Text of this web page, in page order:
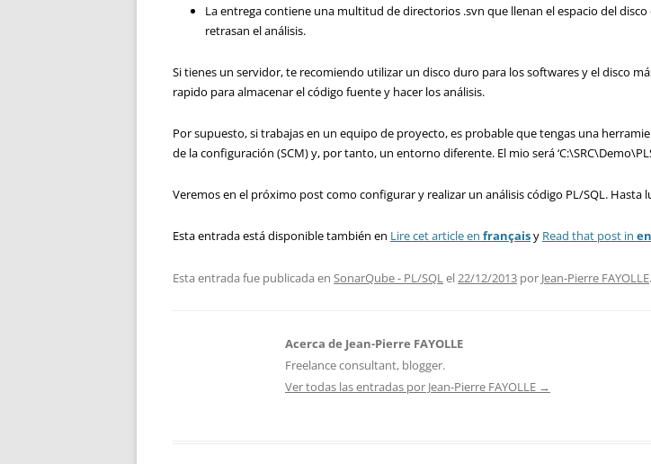
La entrega contiene una multitud de directorios .svn que llenan el espacio del
retrasan el análisis.
Si tienes un servidor, te recomiendo utilizar un disco duro para los softwares y el disco
rapido para almacenar el código fuente y hacer los análisis.
Por supuesto, si trabajas en un equipo de proyecto, es probable que tengas una
de la configuración (SCM) y, por tanto, un entorno diferente. El mio será
Veremos en el próximo post como configurar y realizar un análisis código PL/SQL. Hasta
Esta entrada está disponible también en Lire cet article en françaisy Read that post in
Esta entrada fue publicada en SonarQube - PL/SQLel22/12/2013 por Jean-Pierre FAYOLLE.
Acerca de Jean-Pierre FAYOLLE
Freelance consultant, blogger.
Ver todas las entradas por Jean-Pierre FAYOLLE →